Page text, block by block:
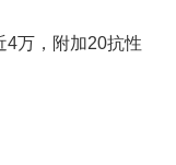
万，附加20抗性